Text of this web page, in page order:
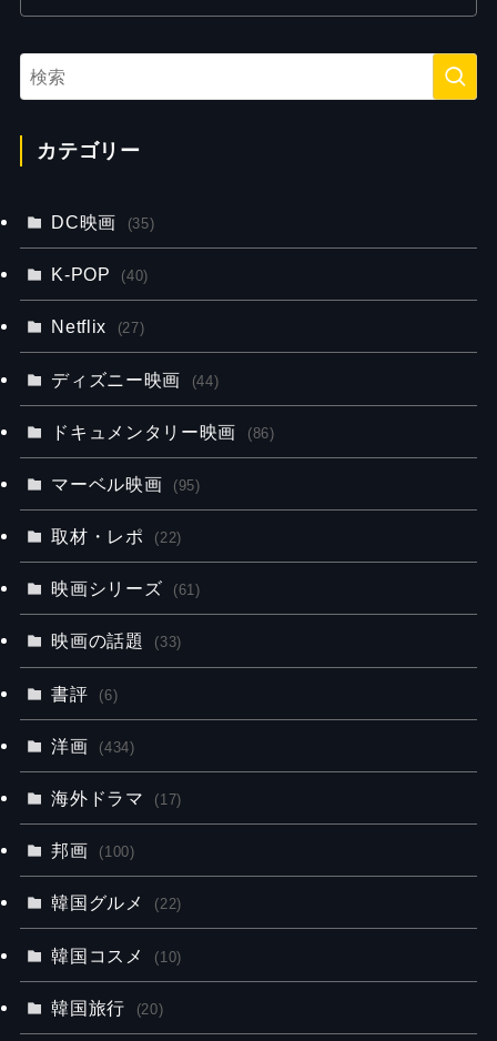
カテゴリー
DC映画 (35)
K-POP (40)
Netflix (27)
ディズニー映画 (44)
ドキュメンタリー映画 (86)
マーベル映画 (95)
取材・レポ (22)
映画シリーズ (61)
映画の話題 (33)
書評 (6)
洋画 (434)
海外ドラマ (17)
邦画 (100)
韓国グルメ (22)
韓国コスメ (10)
韓国旅行 (20)